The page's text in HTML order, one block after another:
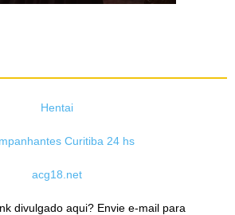
Hentai
Curitiba 24 hs
acg18.net
divulgado aqui? Envie e-mail para